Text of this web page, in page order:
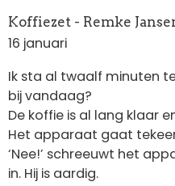
Koffiezet - Remke
16 januari
Ik sta al twaalf minuten
bij vandaag?
De koffie is al lang klaar
Het apparaat gaat
‘Nee!’ schreeuwt het
in. Hij is aardig.